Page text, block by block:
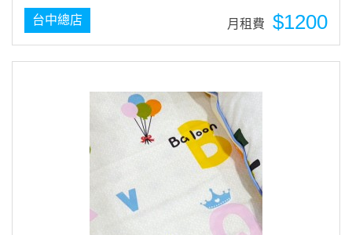
$1200
月租費
台中總店